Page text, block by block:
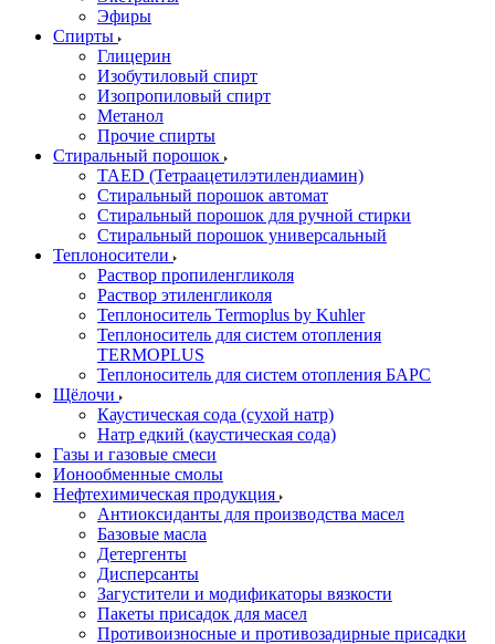
Эфиры
Спирты
Глицерин
Изобутиловый спирт
Изопропиловый спирт
Метанол
Прочие спирты
Стиральный порошок
TAED (Тетраацетилэтилендиамин)
Стиральный порошок автомат
Стиральный порошок для ручной стирки
Стиральный порошок универсальный
Теплоносители
Раствор пропиленгликоля
Раствор этиленгликоля
Теплоноситель Termoplus by Kuhler
Теплоноситель для систем отопления
TERMOPLUS
Теплоноситель для систем отопления БАРС
Щёлочи
Каустическая сода (сухой натр)
Натр едкий (каустическая сода)
Газы и газовые смеси
Ионообменные смолы
Нефтехимическая продукция
Антиоксиданты для производства масел
Базовые масла
Детергенты
Дисперсанты
Загустители и модификаторы вязкости
Пакеты присадок для масел
Противоизносные и противозадирные присадки